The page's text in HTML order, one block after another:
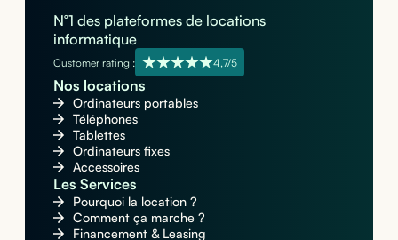
N°1 des plateformes de locations
informatique
Customer rating : 4,7/5
Nos locations
Ordinateurs portables
Téléphones
Tablettes
Ordinateurs fixes
Accessoires
Les Services
Pourquoi la location ?
Comment ça marche ?
Financement & Leasing